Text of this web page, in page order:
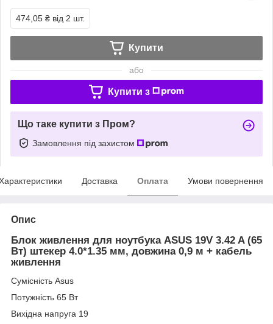
474,05 ₴ від 2 шт.
Купити
або
Купити з
Що таке купити з Пром?
Замовлення під захистом
Доставка Оплата Умови повернення
Опис
Блок живлення для ноутбука ASUS 19V 3.42 A (65
Вт) штекер 4.0*1.35 мм, довжина 0,9 м + кабель
живлення
Сумісність Asus
Потужність 65 Вт
Вихідна напруга 19